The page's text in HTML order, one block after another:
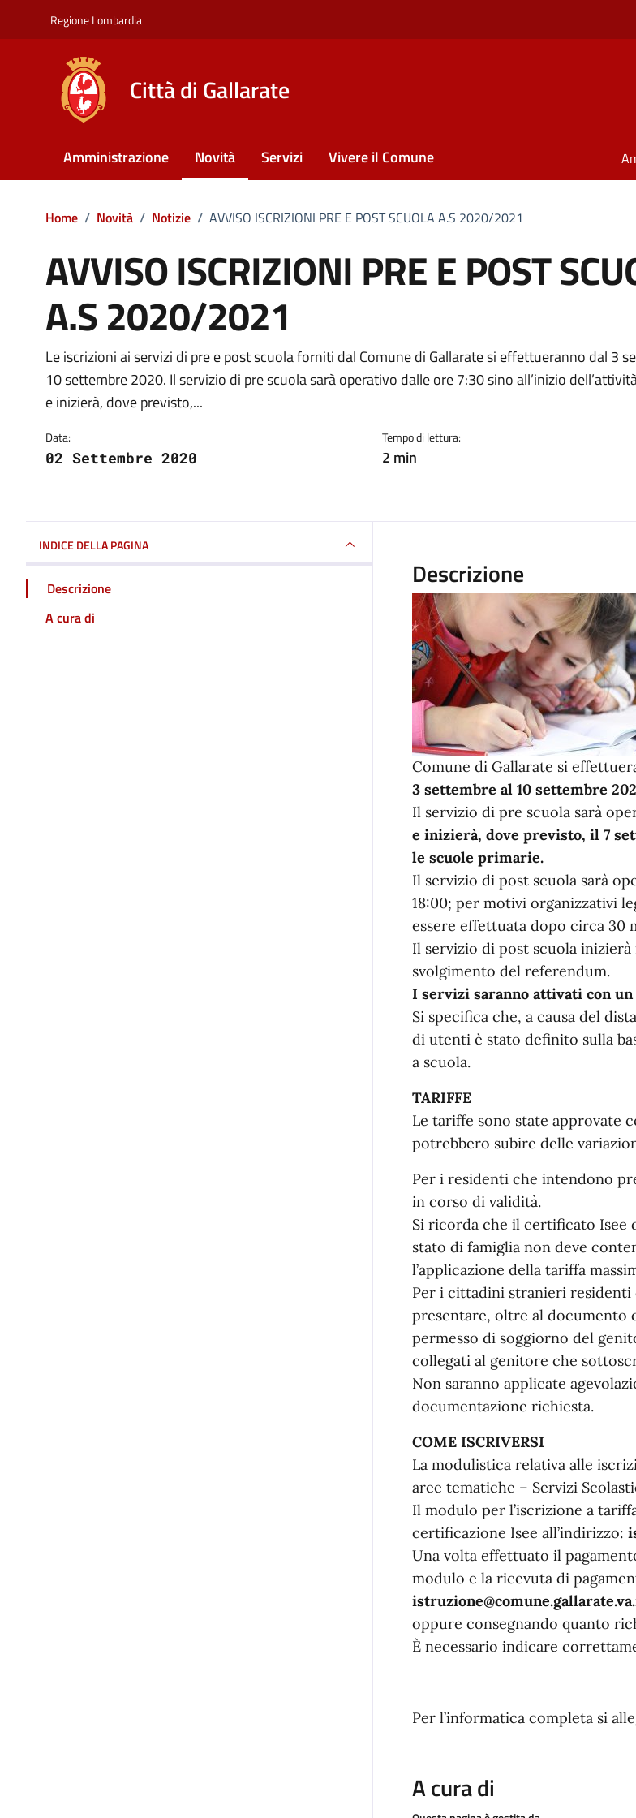
Regione Lombardia
Città di Gallarate
Amministrazione Novità Servizi Vivere il Comune
Home / Novità / Notizie / AVVISO ISCRIZIONI PRE E POST SCUOLA A.S 2020/2021
AVVISO ISCRIZIONI PRE E POST
A.S 2020/2021
Dettagli della notizia
Le iscrizioni ai servizi di pre e post scuola forniti dal Comune di Gallarate si effettueranno dal 3
10 settembre 2020. Il servizio di pre scuola sarà operativo dalle ore 7:30 sino all’inizio
e inizierà, dove previsto,...
Data:
02 Settembre 2020
Tempo di lettura:
2 min
INDICE DELLA PAGINA
Descrizione
A cura di
Descrizione
Comune di Gallarate si
3 settembre al 10 settembre
Il servizio di pre scuola sarà
e inizierà, dove previsto, il 7
le scuole primarie.
Il servizio di post scuola sarà
18:00; per motivi organizzativi
essere effettuata dopo circa 30
Il servizio di post scuola
svolgimento del referendum.
I servizi saranno attivati con
Si specifica che, a causa del
di utenti è stato definito sulla
a scuola.
TARIFFE
Le tariffe sono state approvate
potrebbero subire delle
Per i residenti che intendono
in corso di validità.
Si ricorda che il certificato
stato di famiglia non deve
l’applicazione della tariffa
Per i cittadini stranieri residenti
presentare, oltre al documento
permesso di soggiorno del
collegati al genitore che
Non saranno applicate
documentazione richiesta.
COME ISCRIVERSI
La modulistica relativa alle
aree tematiche – Servizi
Il modulo per l’iscrizione a
certificazione Isee all’indirizzo:
Una volta effettuato il
modulo e la ricevuta di
oppure consegnando quanto
È necessario indicare
Per l’informatica completa si
A cura di